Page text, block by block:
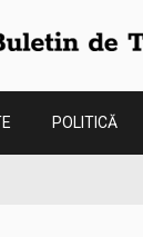
POLITICĂ